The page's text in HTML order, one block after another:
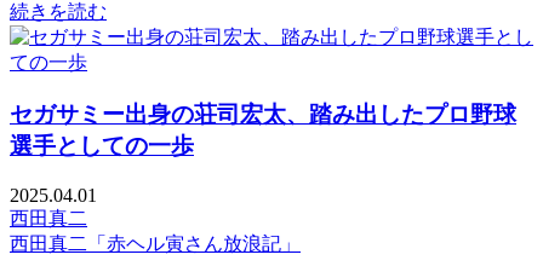
続きを読む
セガサミー出身の荘司宏太、踏み出したプロ野球
選手としての一歩
2025.04.01
西田真二
西田真二「赤ヘル寅さん放浪記」